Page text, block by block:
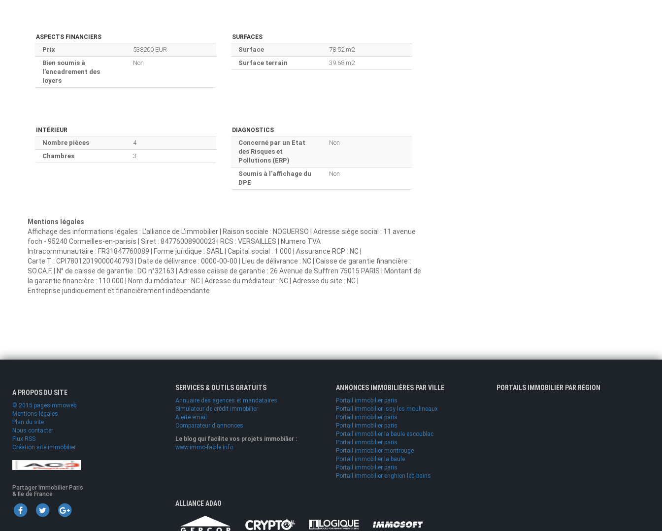
ASPECTS FINANCIERS
Prix
538200 EUR
Bien soumis à
l'encadrement des
loyers
Non
SURFACES
Surface
78.52 m2
Surface terrain
39.68 m2
INTÉRIEUR
Nombre pièces
4
Chambres
3
DIAGNOSTICS
Concerné par un Etat
des Risques et
Pollutions (ERP)
Non
Soumis à l'affichage du
DPE
Non
Mentions légales
Affichage des informations légales : L'alliance de L'immobilier | Raison sociale : NOGUERSO | Adresse siège social : 11 avenue
foch - 95240 Cormeilles-en-parisis | Siret : 84776008900023 | RCS : VERSAILLES | Numero TVA
Intracommunautaire : FR31847760089 | Forme juridique : SARL | Capital social : 1 000 | Assurance RCP : NC |
Carte T : CPI78012019000040793 | Date de délivrance : 0000-00-00 | Lieu de délivrance : NC | Caisse de garantie financière :
SO.CA.F. | N° de caisse de garantie : DO n°32163 | Adresse caisse de garantie : 26 Avenue de Suffren 75015 PARIS | Montant de
la garantie financière : 110 000 | Nom du médiateur : NC | Adresse du médiateur : NC | Adresse du site : NC |
Entreprise juridiquement et financièrement indépendante
A PROPOS DU SITE
© 2015 pagesimmoweb
Mentions légales
Plan du site
Nous contacter
Flux RSS
Création site immobilier
Partager Immobilier Paris
& Ile de France
SERVICES & OUTILS GRATUITS
Annuaire des agences et mandataires
Simulateur de crédit immobilier
Alerte email
Comparateur d'annonces
Le blog qui facilite vos projets immobilier :
www.immo-facile.info
ANNONCES IMMOBILIÈRES PAR VILLE
Portail immobilier paris
Portail immobilier issy les moulineaux
Portail immobilier paris
Portail immobilier paris
Portail immobilier la baule escoublac
Portail immobilier paris
Portail immobilier montrouge
Portail immobilier la baule
Portail immobilier paris
Portail immobilier enghien les bains
ALLIANCE ADAO
PORTAILS IMMOBILIER PAR RÉGION